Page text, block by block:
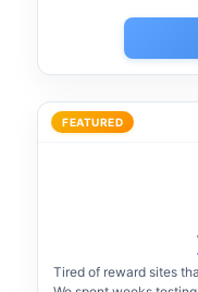
FEATURED
Tired of reward sites